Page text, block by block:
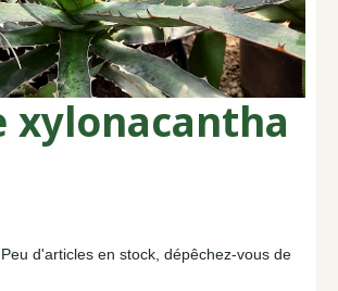
xylonacantha
Peu d'articles en stock, dépêchez-vous de